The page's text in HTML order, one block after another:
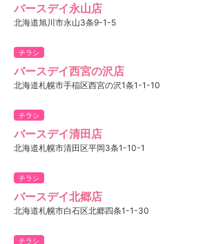
バースデイ永山店
北海道旭川市永山3条9-1-5
チラシ
バースデイ西宮の沢店
北海道札幌市手稲区西宮の沢1条1-1-10
チラシ
バースデイ清田店
北海道札幌市清田区平岡3条1-10-1
チラシ
バースデイ北郷店
北海道札幌市白石区北郷四条1-1-30
チラシ